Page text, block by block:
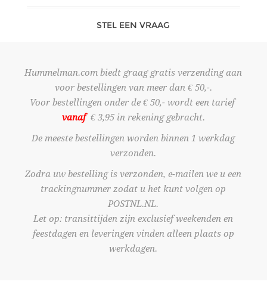
STEL EEN VRAAG
Hummelman.com biedt graag gratis verzending aan
voor bestellingen van meer dan € 50,-.
Voor bestellingen onder de € 50,- wordt een tarief
vanaf€ 3,95 in rekening gebracht.
De meeste bestellingen worden binnen 1 werkdag
verzonden.
Zodra uw bestelling is verzonden, e-mailen we u een
trackingnummer zodat u het kunt volgen op
POSTNL.NL.
Let op: transittijden zijn exclusief weekenden en
feestdagen en leveringen vinden alleen plaats op
werkdagen.